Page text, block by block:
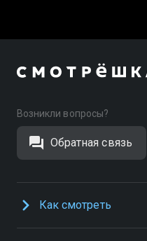
Возникли вопросы?
Обратная связь
Как смотреть